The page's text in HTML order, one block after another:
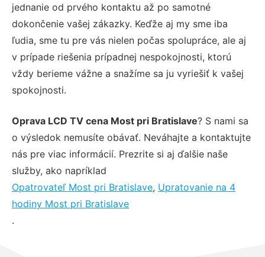
jednanie od prvého kontaktu až po samotné
dokončenie vašej zákazky. Keďže aj my sme iba
ľudia, sme tu pre vás nielen počas spolupráce, ale aj
v prípade riešenia prípadnej nespokojnosti, ktorú
vždy berieme vážne a snažíme sa ju vyriešiť k vašej
spokojnosti.
Oprava LCD TV cena Most pri Bratislave? S nami sa
o výsledok nemusíte obávať. Neváhajte a kontaktujte
nás pre viac informácií. Prezrite si aj ďalšie naše
služby, ako napríklad
Opatrovateľ Most pri Bratislave, Upratovanie na 4
hodiny Most pri Bratislave
.